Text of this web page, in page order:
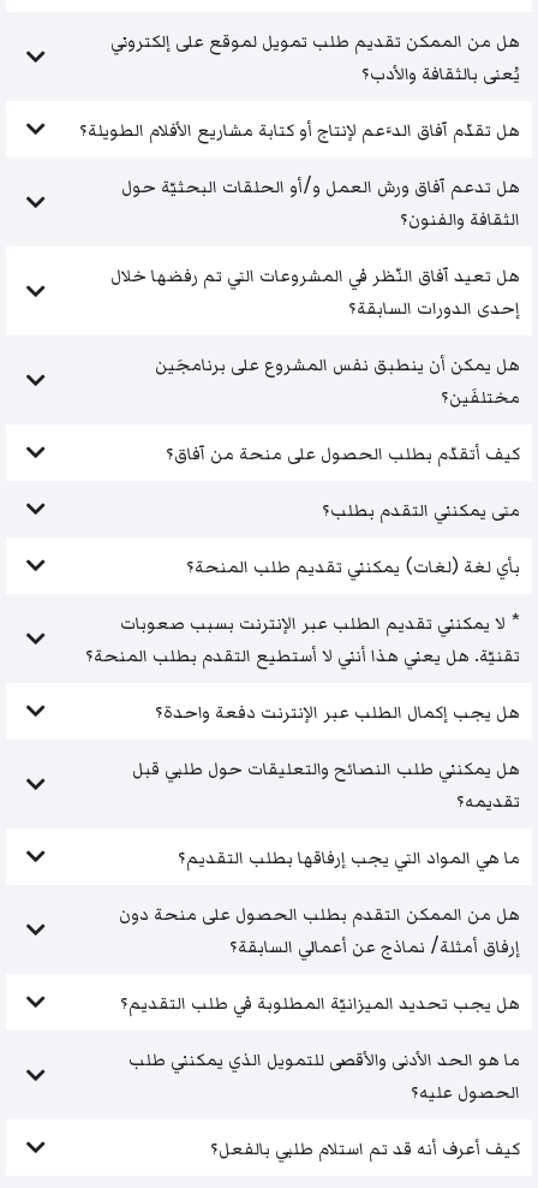
هل من الممكن تقديم طلب تمويل لموقع على إلكتروني
يُعنى بالثقافة والأدب؟
هل تقدّم آفاق الدَّعم لإنتاج أو كتابة مشاريع الأفلام الطويلة؟
هل تدعم آفاق ورش العمل و/أو الحلقات البحثيّة حول
الثقافة والفنون؟
هل تعيد آفاق النّظر في المشروعات التي تم رفضها خلال
إحدى الدورات السابقة؟
هل يمكن أن ينطبق نفس المشروع على برنامجَين
مختلفَين؟
كيف أتقدّم بطلب الحصول على منحة من آفاق؟
متى يمكنني التقدم بطلب؟
بأي لغة (لغات) يمكنني تقديم طلب المنحة؟
* لا يمكنني تقديم الطلب عبر الإنترنت بسبب صعوبات
تقنيّة. هل يعني هذا أنني لا أستطيع التقدم بطلب المنحة؟
هل يجب إكمال الطلب عبر الإنترنت دفعة واحدة؟
هل يمكنني طلب النصائح والتعليقات حول طلبي قبل
تقديمه؟
ما هي المواد التي يجب إرفاقها بطلب التقديم؟
هل من الممكن التقدم بطلب الحصول على منحة دون
إرفاق أمثلة/ نماذج عن أعمالي السابقة؟
هل يجب تحديد الميزانيّة المطلوبة في طلب التقديم؟
ما هو الحد الأدنى والأقصى للتمويل الذي يمكنني طلب
الحصول عليه؟
كيف أعرف أنه قد تم استلام طلبي بالفعل؟